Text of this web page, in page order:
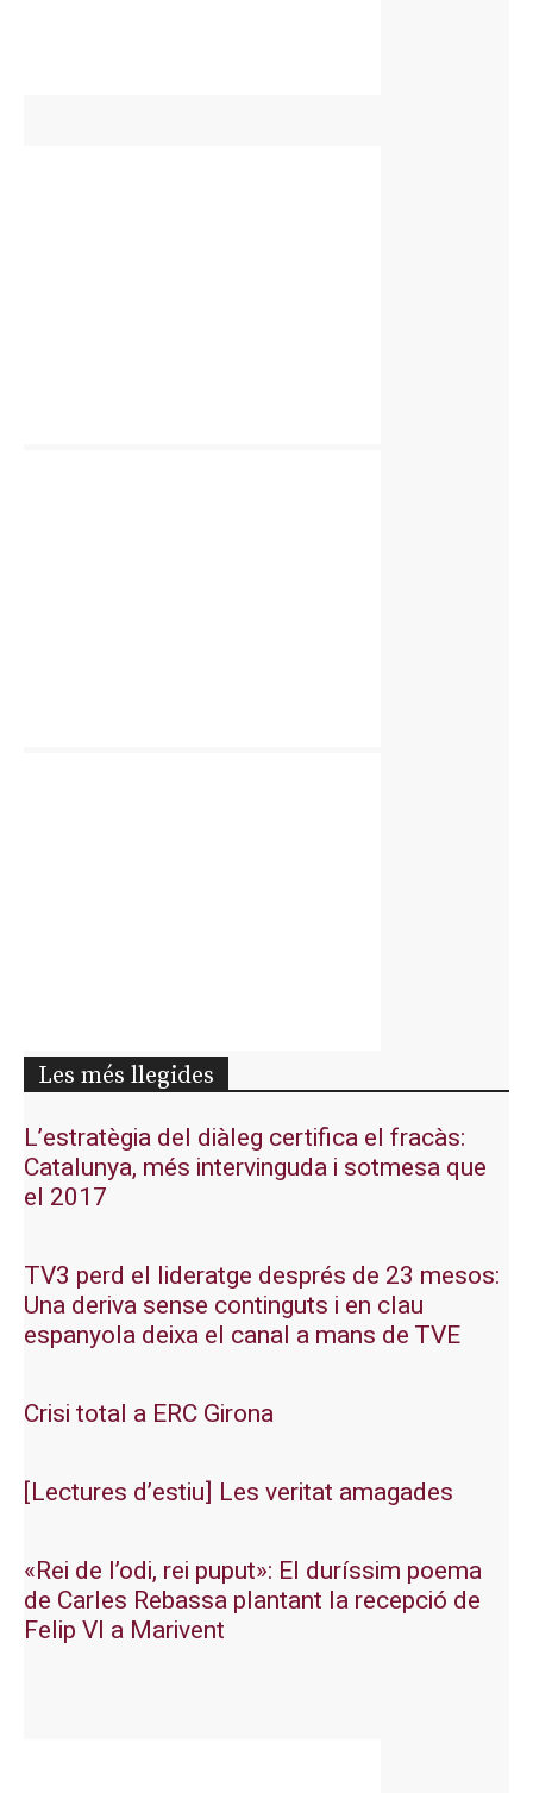
Les més llegides
L’estratègia del diàleg certifica el fracàs:
Catalunya, més intervinguda i sotmesa que
el 2017
TV3 perd el lideratge després de 23 mesos:
Una deriva sense continguts i en clau
espanyola deixa el canal a mans de TVE
Crisi total a ERC Girona
[Lectures d’estiu] Les veritat amagades
«Rei de l’odi, rei puput»: El duríssim poema
de Carles Rebassa plantant la recepció de
Felip VI a Marivent